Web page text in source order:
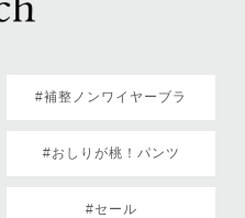
#補整ノンワイヤーブラ
#おしりが桃！パンツ
#セール